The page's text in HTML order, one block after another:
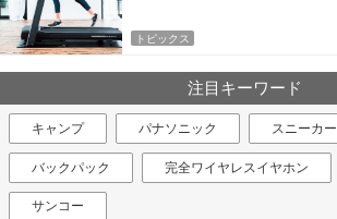
トピックス
注目キーワード
キャンプ パナソニック スニーカー
バックパック 完全ワイヤレスイヤホン
サンコー